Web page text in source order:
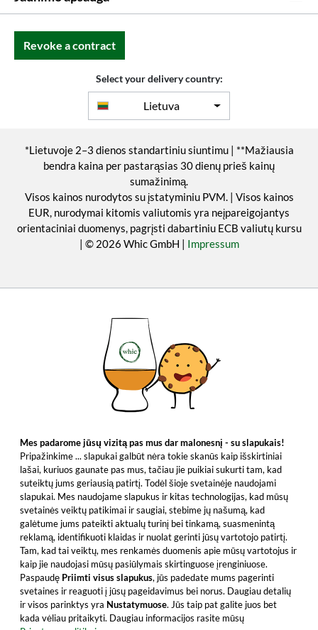
Revoke a contract
Select your delivery country:
Lietuva
*Lietuvoje 2–3 dienos standartiniu siuntimu | **Mažiausia
bendra kaina per pastarąsias 30 dienų prieš kainų
sumažinimą.
Visos kainos nurodytos su įstatyminiu PVM. | Visos kainos
EUR, nurodymai kitomis valiutomis yra neįpareigojantys
orientaciniai duomenys, pagrįsti dabartiniu ECB valiutų kursu
| © 2026 Whic GmbH | Impressum
Mes padarome jūsų vizitą pas mus dar malonesnį - su slapukais!
Pripažinkime ... slapukai galbūt nėra tokie skanūs kaip išskirtiniai
lašai, kuriuos gaunate pas mus, tačiau jie puikiai sukurti tam, kad
suteiktų jums geriausią patirtį. Todėl šioje svetainėje naudojami
slapukai. Mes naudojame slapukus ir kitas technologijas, kad mūsų
svetainės veiktų patikimai ir saugiai, stebime jų našumą, kad
galėtume jums pateikti aktualų turinį bei tinkamą, suasmenintą
reklamą, identifikuoti klaidas ir nuolat gerinti jūsų vartotojo patirtį.
Tam, kad tai veiktų, mes renkamės duomenis apie mūsų vartotojus ir
kaip jie naudojasi mūsų pasiūlymais skirtinguose įrenginiuose.
Paspaudę Priimti visus slapukus, jūs padedate mums pagerinti
svetaines ir reaguoti į jūsų pageidavimus bei norus. Daugiau detalių
ir visos parinktys yra Nustatymuose. Jūs taip pat galite juos bet
kada vėliau pritaikyti. Daugiau informacijos rasite mūsų